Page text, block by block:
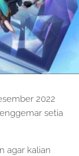
2022
setia
agar kalian